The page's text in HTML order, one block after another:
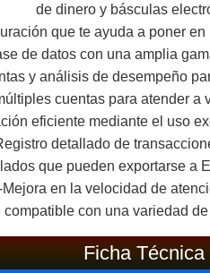
de dinero y básculas
que te ayuda a poner
de datos con una amplia
y análisis de desempeño
cuentas para atender a
eficiente mediante el uso
detallado de
que pueden exportarse a
Mejora en la velocidad de
compatible con una variedad
Ficha Técnica